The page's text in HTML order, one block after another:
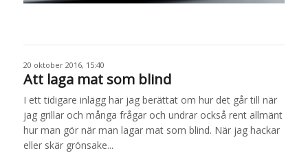
20 oktober 2016, 15:40
Att laga mat som blind
I ett tidigare inlägg har jag berättat om hur det går till när
jag grillar och många frågar och undrar också rent allmänt
hur man gör när man lagar mat som blind. När jag hackar
eller skär grönsake...